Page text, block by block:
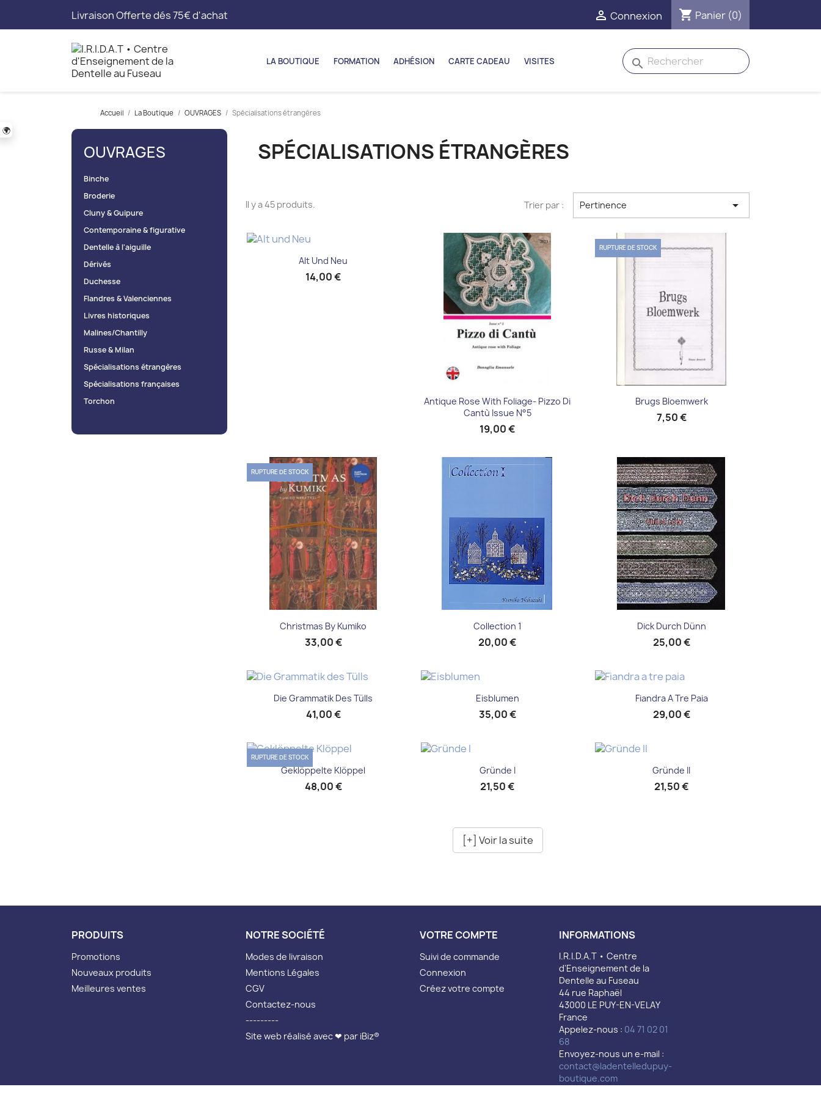
🌍
Livraison Offerte dés 75€ d'achat  Connexion shopping_cart Panier (0)
LA BOUTIQUE FORMATION ADHÉSION CARTE CADEAU VISITES search
Accueil La Boutique OUVRAGES Spécialisations étrangères
OUVRAGES
Binche
Broderie
Cluny & Guipure
Contemporaine & figurative
Dentelle à l'aiguille
Dérivés
Duchesse
Flandres & Valenciennes
Livres historiques
Malines/Chantilly
Russe & Milan
Spécialisations étrangères
Spécialisations françaises
Torchon
SPÉCIALISATIONS ÉTRANGÈRES
Il y a 45 produits. Trier par : Pertinence 
Aperçu rapide
Alt Und Neu
14,00 €
Aperçu rapide
Antique Rose With Foliage- Pizzo Di
Cantù Issue N°5
19,00 €
Aperçu rapide
Brugs Bloemwerk
7,50 €
RUPTURE DE STOCK
Aperçu rapide
Christmas By Kumiko
33,00 €
RUPTURE DE STOCK
Aperçu rapide
Collection 1
20,00 €
Aperçu rapide
Dick Durch Dünn
25,00 €
Aperçu rapide
Die Grammatik Des Tülls
41,00 €
Aperçu rapide
Eisblumen
35,00 €
Aperçu rapide
Fiandra A Tre Paia
29,00 €
Aperçu rapide
Geklöppelte Klöppel
48,00 €
RUPTURE DE STOCK
Aperçu rapide
Gründe I
21,50 €
Aperçu rapide
Gründe II
21,50 €
[+] Voir la suite
PRODUITS
Promotions
Nouveaux produits
Meilleures ventes
NOTRE SOCIÉTÉ
Modes de livraison
Mentions Légales
CGV
Contactez-nous
---------
Site web réalisé avec ❤ par iBiz®
VOTRE COMPTE
Suivi de commande
Connexion
Créez votre compte
INFORMATIONS
I.R.I.D.A.T • Centre
d'Enseignement de la
Dentelle au Fuseau
44 rue Raphaël
43000 LE PUY-EN-VELAY
France
Appelez-nous : 04 71 02 01
68
Envoyez-nous un e-mail :
contact@ladentelledupuy-
boutique.com